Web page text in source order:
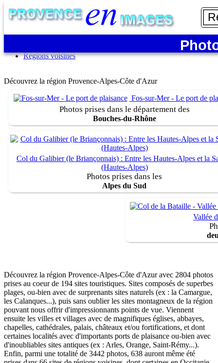
Accueil
Bouches-du-Rhône
Régions voisines
Découvrez la région Provence-Alpes-Côte d'Azur
Fos-sur-Mer - Le port de
Photos prises dans le département des
Bouches-du-Rhône
Col du Galibier (le Briançonnais) : Entre les Hautes-Alpes et la
(Hautes-Alpes)
Photos prises dans les
Alpes du Sud
Vallée
Découvrez la région Provence-Alpes-Côte d'Azur avec 2804 photos
prises au coeur de 194 sites touristiques. Sites composés de superbes
plages, ou-bien avec de surprenants sites naturels (ex : la Camargue,
les Calanques...), puis sans oublier les sites montagneux de la région
pouvant nous offrir d'impressionnants points de vue. Viennent
ensuite les villes et villages avec de magnifiques églises, abbayes,
chapelles, cathédrales, palais, châteaux et/ou fortifications, et dont
certaines localités avec d'importants ports de plaisance ou-bien avec
d'inoubliables sites antiques (ex : Arles, Orange, Saint-Rémy...).
Enfin, parmi une totalité de 3442 photos, 638 auront même été